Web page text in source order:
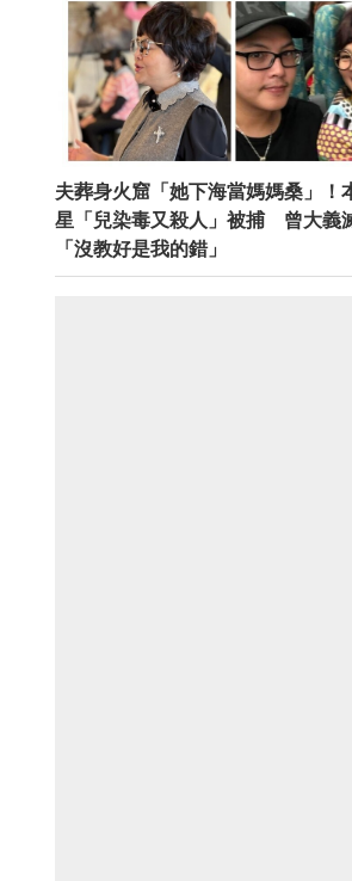
夫葬身火窟「她下海當媽媽桑」！
星「兒染毒又殺人」被捕 曾大義
「沒教好是我的錯」